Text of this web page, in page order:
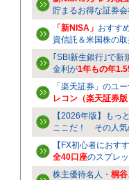
貯まるお得な証券会
「新NISA」 おすす
資信託＆米国株の
｢SBI新生銀行｣で新
金利が1年もの年
「楽天証券」のユ
レコン（楽天証券版
【2026年版】もっ
ここだ！ その人気
【FX初心者におす
全40口座のスプレ
株主優待名人・ 桐